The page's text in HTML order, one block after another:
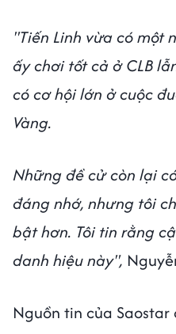
"Tiến Linh vừa có một
ấy chơi tốt cả ở CLB
có cơ hội lớn ở cuộc
Vàng.
Những đề cử còn lại
đáng nhớ, nhưng tôi
bật hơn. Tôi tin rằng
danh hiệu này",
Nguồn tin của